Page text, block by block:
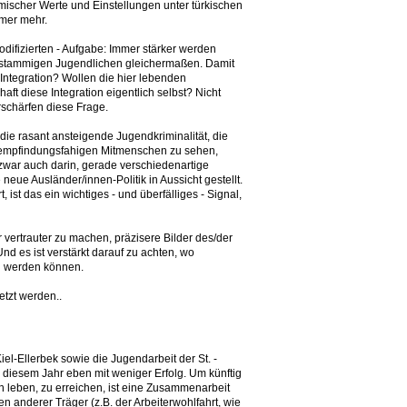
Werte und Einstellungen unter türkischen
mehr.
- Aufgabe: Immer stärker werden
Jugendlichen gleichermaßen. Damit
Wollen die hier lebenden
diese Integration eigentlich selbst? Nicht
diese Frage.
rasant ansteigende Jugendkriminalität, die
Mitmenschen zu sehen,
auch darin, gerade verschiedenartige
Ausländer/innen-Politik in Aussicht gestellt.
ist das ein wichtiges - und überfälliges - Signal,
zu machen, präzisere Bilder des/der
es ist verstärkt darauf zu achten, wo
werden können.
werden..
Ellerbek sowie die Jugendarbeit der St. -
Jahr eben mit weniger Erfolg. Um künftig
zu erreichen, ist eine Zusammenarbeit
anderer Träger (z.B. der Arbeiterwohlfahrt, wie